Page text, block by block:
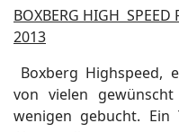
BOXBERG HIGH
2013
Boxberg Highspeed,
von vielen
wenigen gebucht. Ein